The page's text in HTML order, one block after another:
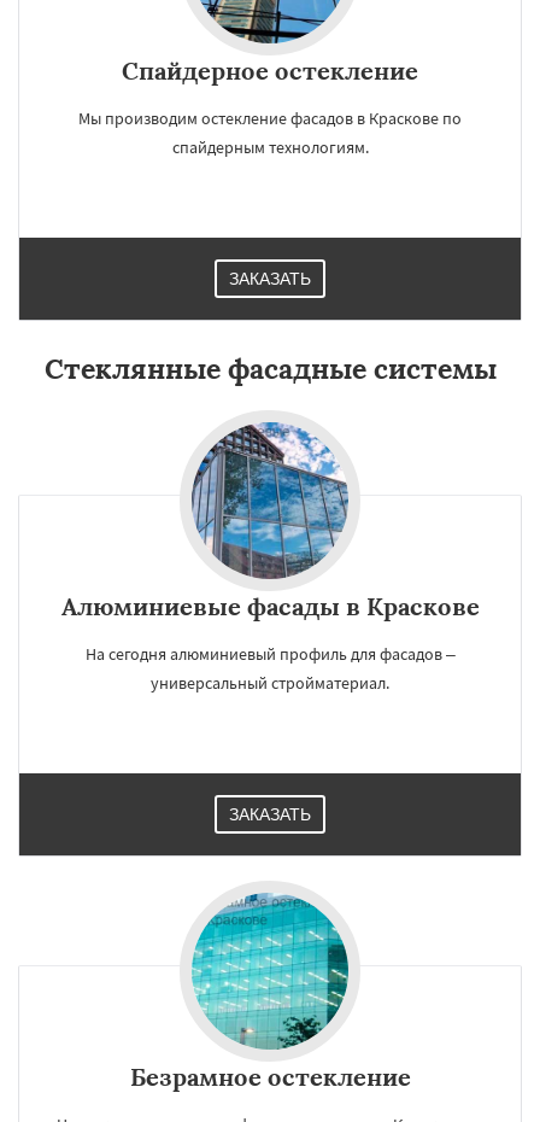
Спайдерное остекление
Мы производим остекление фасадов в Краскове по
спайдерным технологиям.
ЗАКАЗАТЬ
Стеклянные фасадные системы
Алюминиевые фасады в Краскове
На сегодня алюминиевый профиль для фасадов –
универсальный стройматериал.
ЗАКАЗАТЬ
Безрамное остекление